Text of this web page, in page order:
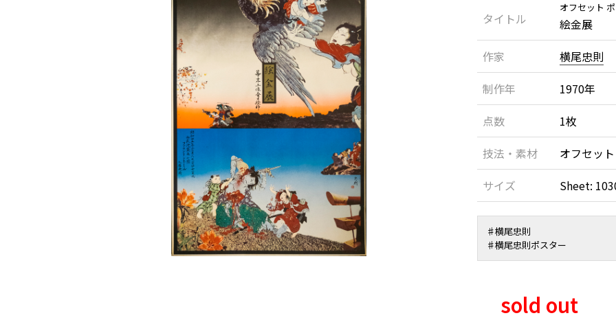
タイトル
オフセット
絵金展
作家
横尾忠則
制作年
1970年
点数
1枚
技法・素材
オフセット
サイズ
Sheet:
♯横尾忠則
♯横尾忠則ポスター
sold out